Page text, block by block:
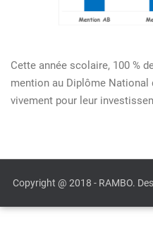
Cette année scolaire, 100 %
mention au Diplôme
vivement pour leur
Copyright @ 2018 - RAMBO.